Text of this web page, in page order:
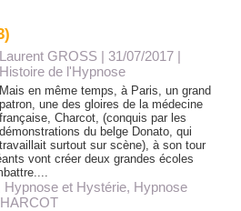
Laurent GROSS | 31/07/2017 |
Histoire de l'Hypnose
Mais en même temps, à Paris, un grand
patron, une des gloires de la médecine
française, Charcot, (conquis par les
démonstrations du belge Donato, qui
travaillait surtout sur scène), à son tour
vont créer deux grandes écoles
Hypnose et Hystérie, Hypnose